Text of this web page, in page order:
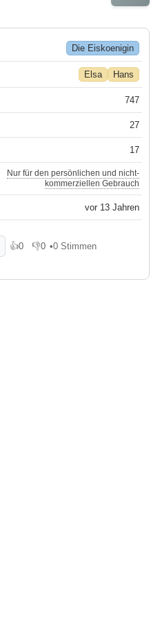
Die Eiskoenigin
Elsa Hans
747
27
17
Nur für den persönlichen und nicht-
kommerziellen Gebrauch
vor 13 Jahren
👍0
Gefällt mir
👎0
Gefällt mir nicht
•0 Stimmen